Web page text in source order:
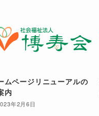
ムページリニューアルの
内
年2月6日